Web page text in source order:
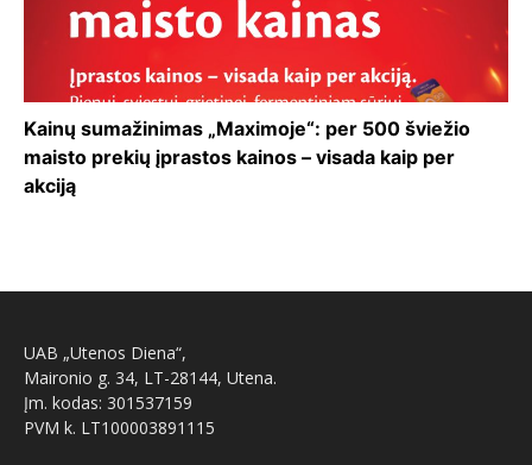
Kainų sumažinimas „Maximoje“: per 500 šviežio
maisto prekių įprastos kainos – visada kaip per
akciją
UAB „Utenos Diena“,
Maironio g. 34, LT-28144, Utena.
Įm. kodas: 301537159
PVM k. LT100003891115